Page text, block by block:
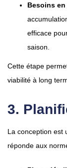
Besoins
efficace
saison.
Cette étape
viabilité à long
3.
La conception est
réponde aux